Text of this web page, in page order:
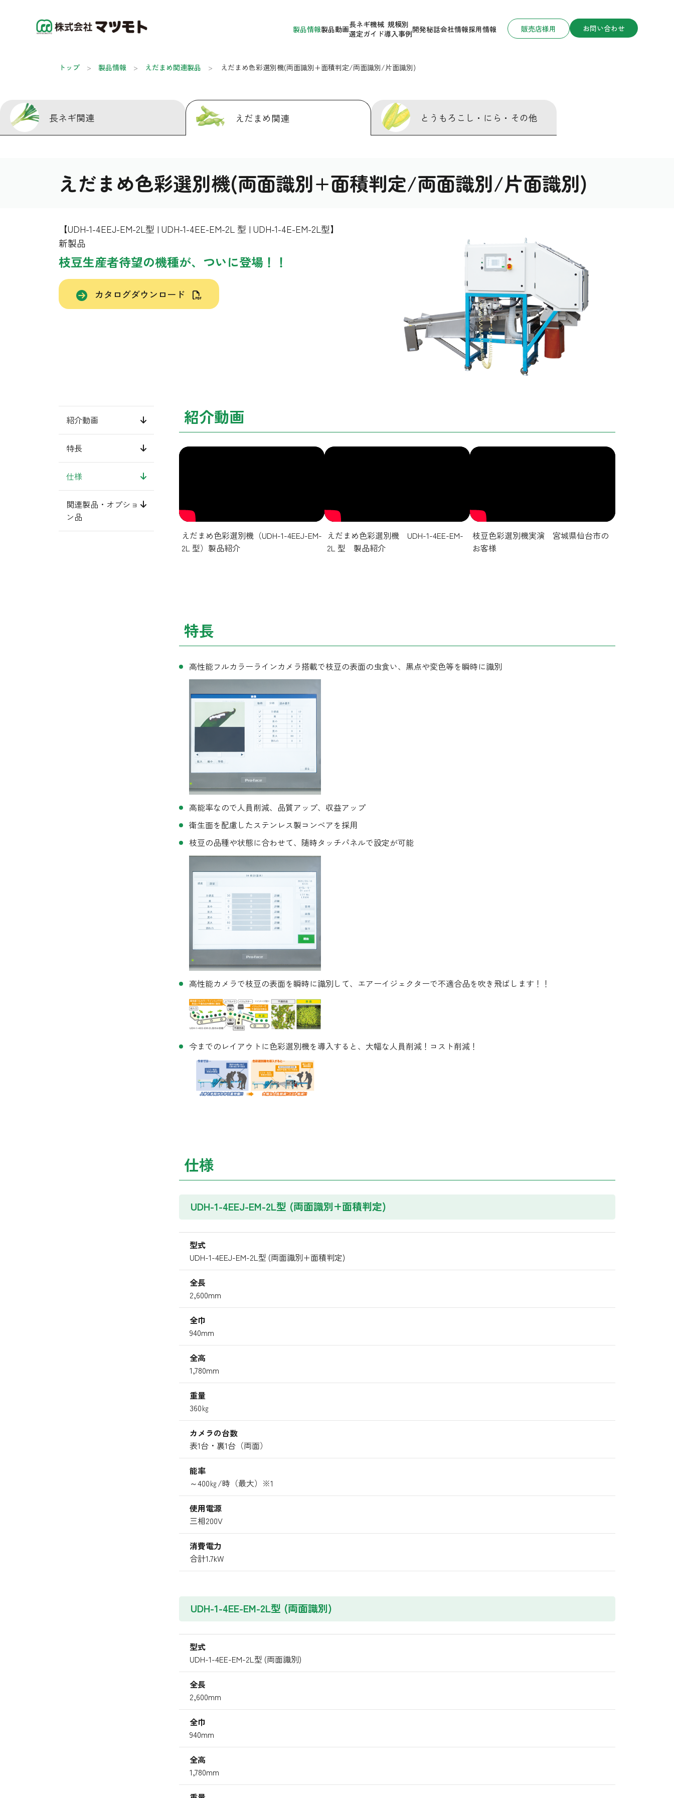
製品情報製品動画長ネギ機械
選定ガイド
規模別
導入事例開発秘話会社情報採用情報 販売店様用 お問い合わせ
トップ 製品情報 えだまめ関連製品 えだまめ色彩選別機(両面識別+面積判定/両面識別/片面識別)
長ネギ関連 えだまめ関連 とうもろこし・にら・その他
えだまめ色彩選別機(両面識別+面積判定/両面識別/片面識別)
【UDH-1-4EEJ-EM-2L型 | UDH-1-4EE-EM-2L 型 | UDH-1-4E-EM-2L型】
新製品
枝豆生産者待望の機種が、ついに登場！！
カタログダウンロード
紹介動画
特長
仕様
関連製品・オプショ
ン品
紹介動画
えだまめ色彩選別機（UDH-1-4EEJ-EM-
2L 型）製品紹介
えだまめ色彩選別機 UDH-1-4EE-EM-
2L 型 製品紹介
枝豆色彩選別機実演 宮城県仙台市の
お客様
特長
高性能フルカラーラインカメラ搭載で枝豆の表面の虫食い、黒点や変色等を瞬時に識別
高能率なので人員削減、品質アップ、収益アップ
衛生面を配慮したステンレス製コンベアを採用
枝豆の品種や状態に合わせて、随時タッチパネルで設定が可能
高性能カメラで枝豆の表面を瞬時に識別して、エアーイジェクターで不適合品を吹き飛ばします！！
今までのレイアウトに色彩選別機を導入すると、大幅な人員削減！コスト削減！
仕様
UDH-1-4EEJ-EM-2L型 (両面識別+面積判定)
型式
UDH-1-4EEJ-EM-2L型 (両面識別+面積判定)
全長
2,600mm
全巾
940mm
全高
1,780mm
重量
360㎏
カメラの台数
表1台・裏1台（両面）
能率
～400㎏/時（最大）※1
使用電源
三相200V
消費電力
合計1.7kW
UDH-1-4EE-EM-2L型 (両面識別)
型式
UDH-1-4EE-EM-2L型 (両面識別)
全長
2,600mm
全巾
940mm
全高
1,780mm